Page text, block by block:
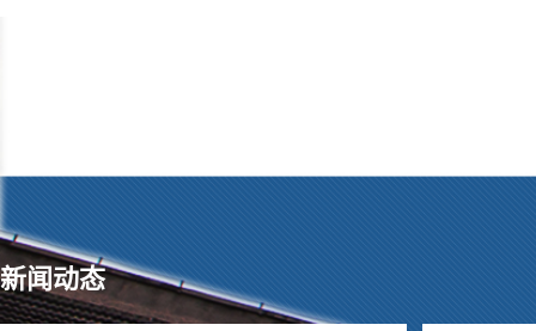
新闻动态